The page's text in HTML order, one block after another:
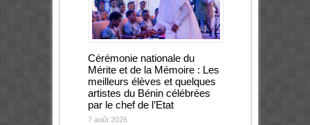
Cérémonie nationale du
Mérite et de la Mémoire : Les
meilleurs élèves et quelques
artistes du Bénin célébrées
par le chef de l’Etat
7 août 2026